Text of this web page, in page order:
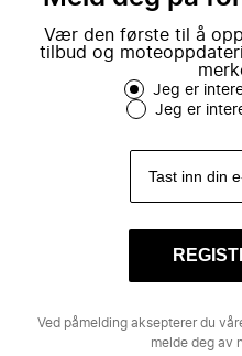
Vær den første til å
tilbud og
Jeg er
Jeg er
Ved påmelding aksepterer du
melde deg av